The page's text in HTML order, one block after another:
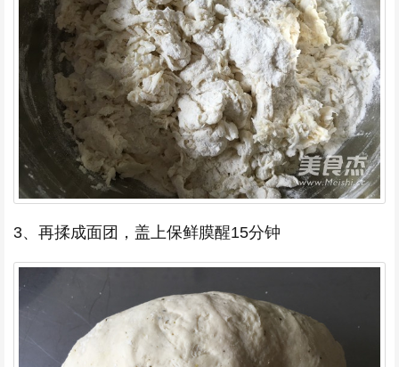
3、再揉成面团，盖上保鲜膜醒15分钟